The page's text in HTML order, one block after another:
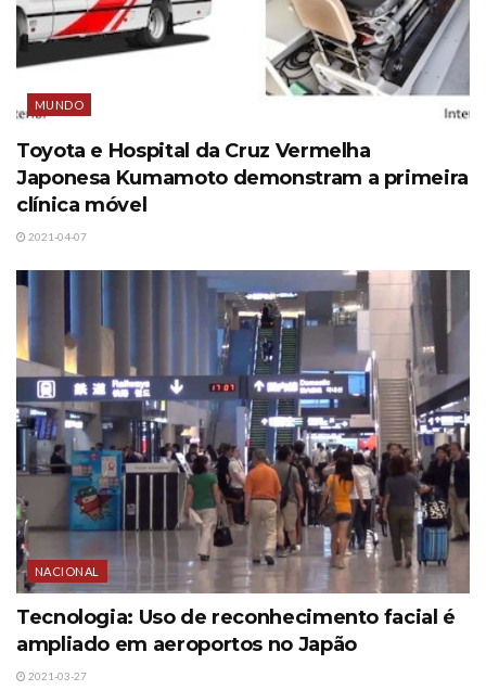
MUNDO
Toyota e Hospital da Cruz Vermelha
Japonesa Kumamoto demonstram a primeira
clínica móvel
2021-04-07
NACIONAL
Tecnologia: Uso de reconhecimento facial é
ampliado em aeroportos no Japão
2021-03-27